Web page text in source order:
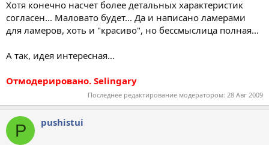
Хотя конечно насчет более детальных характеристик
согласен... Маловато будет... Да и написано ламерами
для ламеров, хоть и "красиво", но бессмыслица полная...
А так, идея интересная...
Отмодерировано. Selingary
Последнее редактирование модератором: 28 Авг 2009
P pushistui